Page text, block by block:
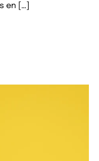
en […]